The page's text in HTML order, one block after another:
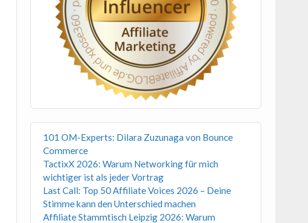
101 OM-Experts: Dilara Zuzunaga von Bounce
Commerce
TactixX 2026: Warum Networking für mich
wichtiger ist als jeder Vortrag
Last Call: Top 50 Affiliate Voices 2026 – Deine
Stimme kann den Unterschied machen
Affiliate Stammtisch Leipzig 2026: Warum